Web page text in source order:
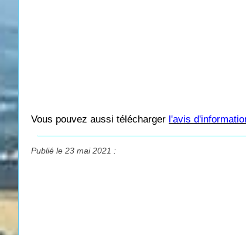
Vous pouvez aussi télécharger l'avis
Publié le 23 mai 2021 :